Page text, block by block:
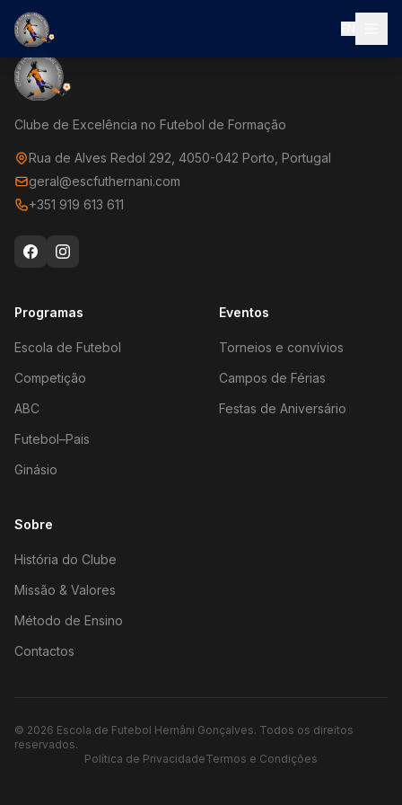
Clube de Excelência no Futebol de Formação
Rua de Alves Redol 292, 4050-042 Porto, Portugal
geral@escfuthernani.com
+351 919 613 611
Programas
Escola de Futebol
Competição
ABC
Futebol–Pais
Ginásio
Eventos
Torneios e convívios
Campos de Férias
Festas de Aniversário
Sobre
História do Clube
Missão & Valores
Método de Ensino
Contactos
© 2026 Escola de Futebol Hernâni Gonçalves. Todos os direitos
reservados.
Política de PrivacidadeTermos e Condições